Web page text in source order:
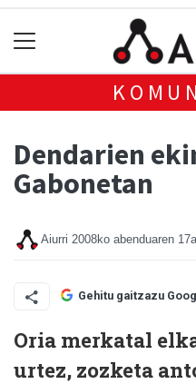
Dendarien
Gabonetan
Aiurri 2008ko abenduaren 17a
Gehitu gaitzazu
Oria merkatal
urtez, zozketa